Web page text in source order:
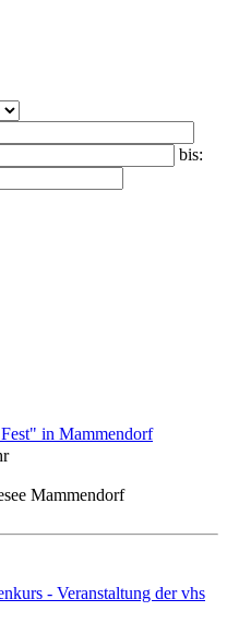
bis:
in Mammendorf
Mammendorf
- Veranstaltung der vhs